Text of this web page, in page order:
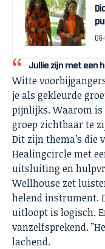
Jullie zijn met een
Witte
je als gekleurde
pijnlijks. Waarom is
groep zichtbaar te
Dit zijn thema’s die
Healingcircle met
uitsluiting en
Wellhouse zet
helend instrument.
uitloopt is logisch.
vanzelfsprekend.
lachend.